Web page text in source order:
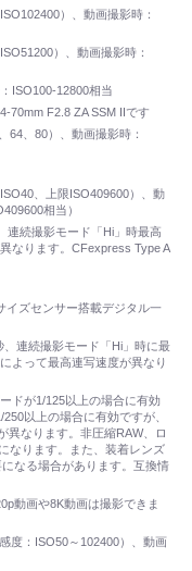
）、動画撮影時：
）、動画撮影時：
ISO100-12800相当
70mm F2.8 ZA SSM IIです
64、80）、動画撮影時：
、上限ISO409600）、動
相当）
連続撮影モード「Hi」時最高
なります。CFexpress Type A
イズセンサー搭載デジタル一
連続撮影モード「Hi」時に最
よって最高連写速度が異なり
ドが1/125以上の場合に有効
以上の場合に有効ですが、
異なります。非圧縮RAW、ロ
なります。また、装着レンズ
なる場合があります。互換情
動画や8K動画は撮影できま
度：ISO50～102400）、動画